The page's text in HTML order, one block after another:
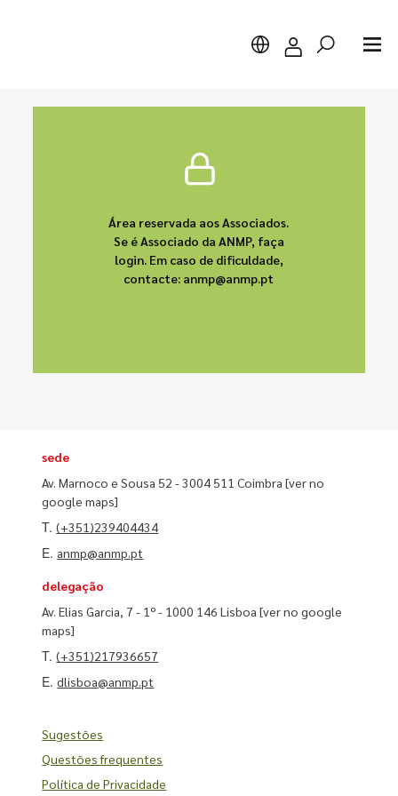
Área reservada aos Associados.
Se é Associado da ANMP, faça
login. Em caso de dificuldade,
contacte: anmp@anmp.pt
sede
Av. Marnoco e Sousa 52 - 3004 511 Coimbra[ver no
google maps]
T.(+351)239404434
E. anmp@anmp.pt
delegação
Av. Elias Garcia, 7 - 1º - 1000 146 Lisboa[ver no google
maps]
T.(+351)217936657
E.dlisboa@anmp.pt
Sugestões
Questões frequentes
Política de Privacidade